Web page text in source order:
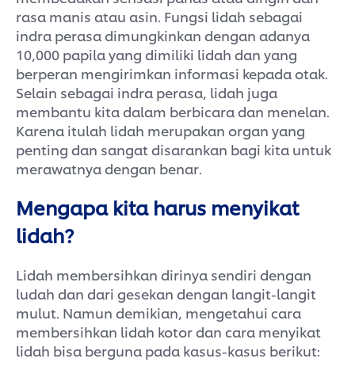
rasa manis atau asin. Fungsi lidah sebagai
indra perasa dimungkinkan dengan adanya
10,000 papila yang dimiliki lidah dan yang
berperan mengirimkan informasi kepada otak.
Selain sebagai indra perasa, lidah juga
membantu kita dalam berbicara dan menelan.
Karena itulah lidah merupakan organ yang
penting dan sangat disarankan bagi kita untuk
merawatnya dengan benar.
Mengapa kita harus menyikat
lidah?
Lidah membersihkan dirinya sendiri dengan
ludah dan dari gesekan dengan langit-langit
mulut. Namun demikian, mengetahui cara
membersihkan lidah kotor dan cara menyikat
lidah bisa berguna pada kasus-kasus berikut: